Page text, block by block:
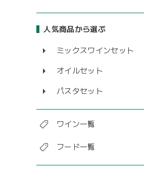
人気商品から選ぶ
ミックスワインセット
オイルセット
パスタセット
ワイン一覧
フード一覧